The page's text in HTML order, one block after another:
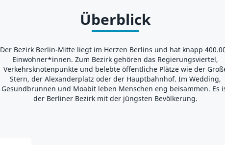
Überblick
Der Bezirk Berlin-Mitte liegt im Herzen Berlins und hat knapp
Einwohner*innen. Zum Bezirk gehören das Regierungsviertel,
Verkehrsknotenpunkte und belebte öffentliche Plätze wie der
Stern, der Alexanderplatz oder der Hauptbahnhof. Im Wedding,
Gesundbrunnen und Moabit leben Menschen eng beisammen. Es
der Berliner Bezirk mit der jüngsten Bevölkerung.